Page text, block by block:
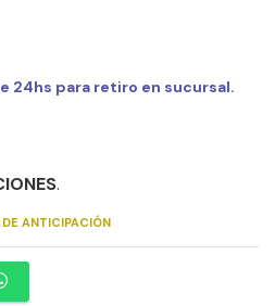
24hs para retiro en sucursal.
.
ANTICIPACIÓN